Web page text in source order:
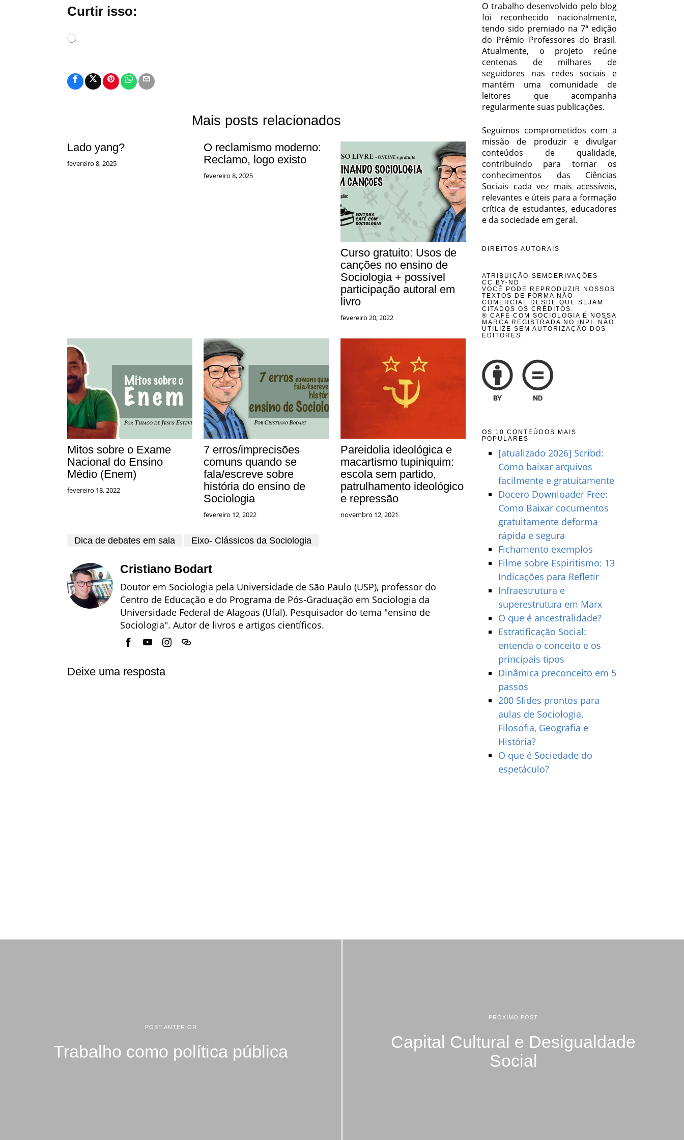
Curtir isso:
Mais posts relacionados
Lado yang?
fevereiro 8, 2025
O reclamismo moderno:
Reclamo, logo existo
fevereiro 8, 2025
Curso gratuito: Usos de
canções no ensino de
Sociologia + possível
participação autoral em
livro
fevereiro 20, 2022
Mitos sobre o Exame
Nacional do Ensino
Médio (Enem)
fevereiro 18, 2022
7 erros/imprecisões
comuns quando se
fala/escreve sobre
história do ensino de
Sociologia
fevereiro 12, 2022
Pareidolia ideológica e
macartismo tupiniquim:
escola sem partido,
patrulhamento ideológico
e repressão
novembro 12, 2021
Dica de debates em sala Eixo- Clássicos da Sociologia
Cristiano Bodart
Doutor em Sociologia pela Universidade de São Paulo (USP), professor do
Centro de Educação e do Programa de Pós-Graduação em Sociologia da
Universidade Federal de Alagoas (Ufal). Pesquisador do tema "ensino de
Sociologia". Autor de livros e artigos científicos.
Deixe uma resposta
O trabalho desenvolvido pelo blog
foi reconhecido nacionalmente,
tendo sido premiado na 7ª edição
do Prêmio Professores do Brasil.
Atualmente, o projeto reúne
centenas de milhares de
seguidores nas redes sociais e
mantém uma comunidade de
leitores que acompanha
regularmente suas publicações.
Seguimos comprometidos com a
missão de produzir e divulgar
conteúdos de qualidade,
contribuindo para tornar os
conhecimentos das Ciências
Sociais cada vez mais acessíveis,
relevantes e úteis para a formação
crítica de estudantes, educadores
e da sociedade em geral.
DIREITOS AUTORAIS
ATRIBUIÇÃO-SEMDERIVAÇÕES
CC BY-ND
VOCÊ PODE REPRODUZIR NOSSOS
TEXTOS DE FORMA NÃO-
COMERCIAL DESDE QUE SEJAM
CITADOS OS CRÉDITOS.
® CAFÉ COM SOCIOLOGIA É NOSSA
MARCA REGISTRADA NO INPI. NÃO
UTILIZE SEM AUTORIZAÇÃO DOS
EDITORES.
OS 10 CONTEÚDOS MAIS
POPULARES
[atualizado 2026] Scribd:
Como baixar arquivos
facilmente e gratuitamente
Docero Downloader Free:
Como Baixar cocumentos
gratuitamente deforma
rápida e segura
Fichamento exemplos
Filme sobre Espiritismo: 13
Indicações para Refletir
Infraestrutura e
superestrutura em Marx
O que é ancestralidade?
Estratificação Social:
entenda o conceito e os
principais tipos
Dinâmica preconceito em 5
passos
200 Slides prontos para
aulas de Sociologia,
Filosofia, Geografia e
História?
O que é Sociedade do
espetáculo?
POST ANTERIOR
Trabalho como política pública
PRÓXIMO POST
Capital Cultural e Desigualdade
Social